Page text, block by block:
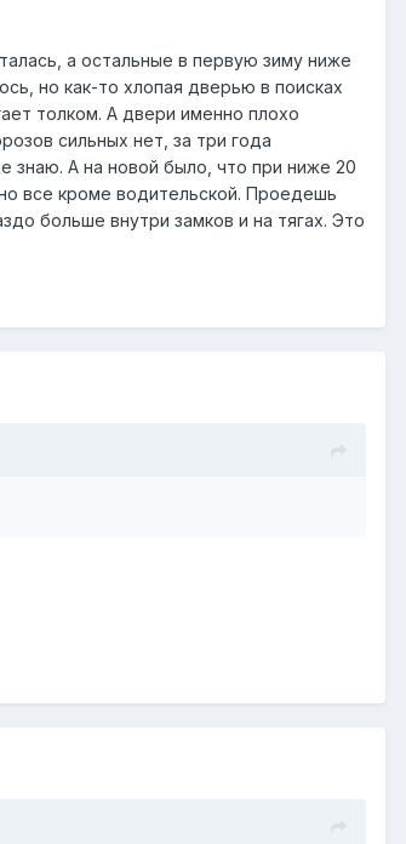
а остальные в первую зиму ниже
но как-то хлопая дверью в поисках
толком. А двери именно плохо
сильных нет, за три года
знаю. А на новой было, что при ниже 20
все кроме водительской. Проедешь
больше внутри замков и на тягах. Это